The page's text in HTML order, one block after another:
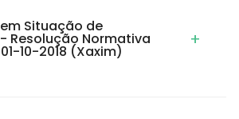
Situação de
Resolução Normativa
10-2018 (Xaxim)
+